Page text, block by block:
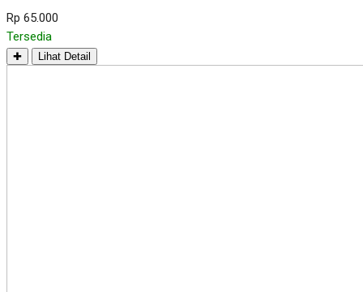
Rp 65.000
Tersedia
✚ Lihat Detail